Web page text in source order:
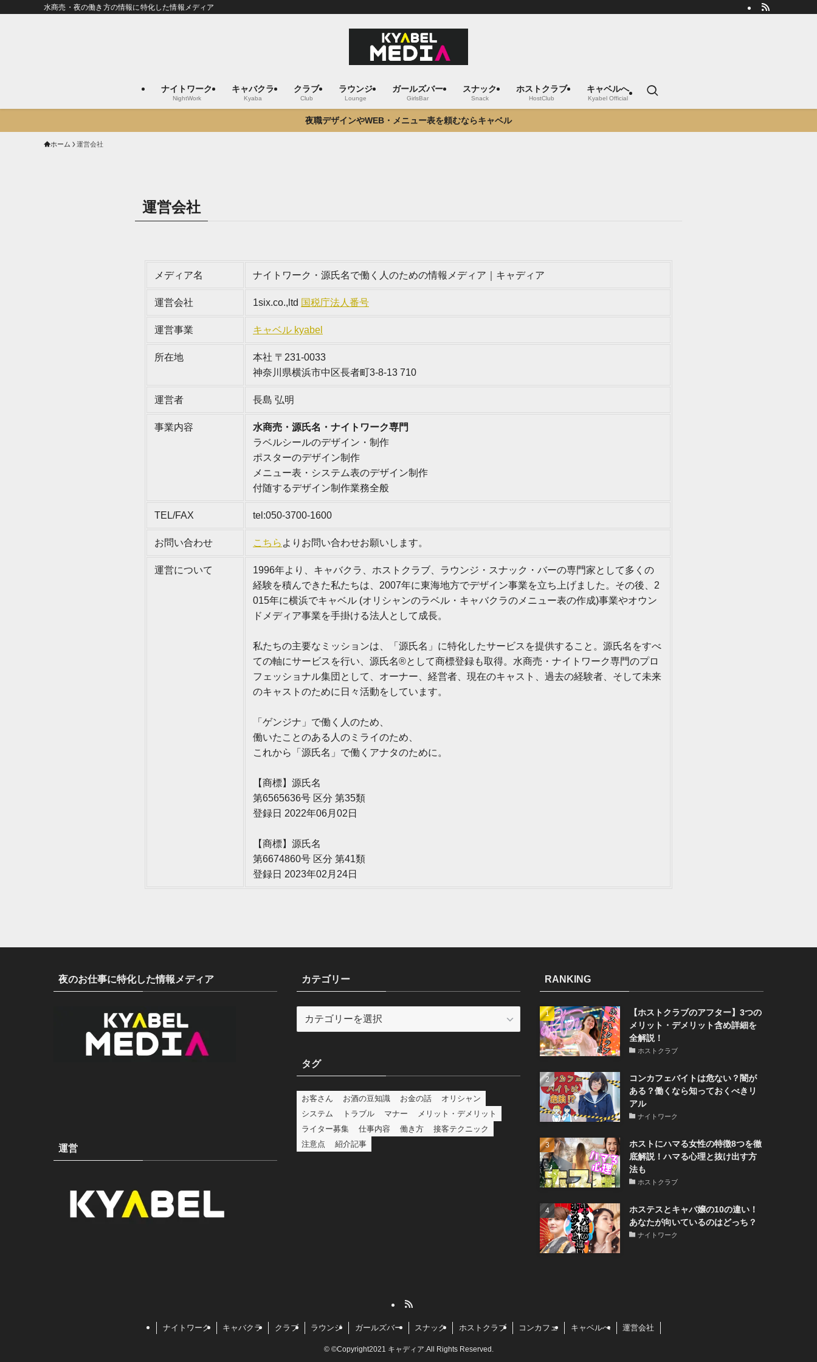
水商売・夜の働き方の情報に特化した情報メディア
ナイトワーク
NightWork
キャバクラ
Kyaba
クラブ
Club
ラウンジ
Lounge
ガールズバー
GirlsBar
スナック
Snack
ホストクラブ
HostClub
キャベルへ
Kyabel Official
夜職デザインやWEB・メニュー表を頼むならキャベル
ホーム 運営会社
運営会社
メディア名 ナイトワーク・源氏名で働く人のための情報メディア｜キャディア
運営会社 1six.co.,ltd 国税庁法人番号
運営事業 キャベル kyabel
所在地
本社 〒231-0033
神奈川県横浜市中区長者町3-8-13 710
運営者 長島 弘明
事業内容
水商売・源氏名・ナイトワーク専門
ラベルシールのデザイン・制作
ポスターのデザイン制作
メニュー表・システム表のデザイン制作
付随するデザイン制作業務全般
TEL/FAX tel:050-3700-1600
お問い合わせ こちら よりお問い合わせお願いします。
運営について
1996年より、キャバクラ、ホストクラブ、ラウンジ・スナック・バーの専門家として多くの
経験を積んできた私たちは、2007年に東海地方でデザイン事業を立ち上げました。その後、2
015年に横浜でキャベル (オリシャンのラベル・キャバクラのメニュー表の作成)事業やオウン
ドメディア事業を手掛ける法人として成長。
私たちの主要なミッションは、「源氏名」に特化したサービスを提供すること。源氏名をすべ
ての軸にサービスを行い、源氏名®として商標登録も取得。水商売・ナイトワーク専門のプロ
フェッショナル集団として、オーナー、経営者、現在のキャスト、過去の経験者、そして未来
のキャストのために日々活動をしています。
「ゲンジナ」で働く人のため、
働いたことのある人のミライのため、
これから「源氏名」で働くアナタのために。
【商標】源氏名
第6565636号 区分 第35類
登録日 2022年06月02日
【商標】源氏名
第6674860号 区分 第41類
登録日 2023年02月24日
夜のお仕事に特化した情報メディア
運営
カテゴリー
テ
リ
ー
タグ
お客さん お酒の豆知識 お金の話
オリシャン
システム
トラブル マナー
メリット・デメリット
ライター募集
仕事内容 働き方
接客テクニック
注意点
紹介記事
RANKING
【ホストクラブのアフター】3つの
メリット・デメリット含め詳細を
全解説！
ホストクラブ
コンカフェバイトは危ない？闇が
ある？働くなら知っておくべきリ
アル
ナイトワーク
ホストにハマる女性の特徴8つを徹
底解説！ハマる心理と抜け出す方
法も
ホストクラブ
ホステスとキャバ嬢の10の違い！
あなたが向いているのはどっち？
ナイトワーク
ナイトワーク キャバクラ クラブ ラウンジ ガールズバー スナック ホストクラブ コンカフェ キャベルへ 運営会社
©©Copyright2021 キャディア.All Rights Reserved.